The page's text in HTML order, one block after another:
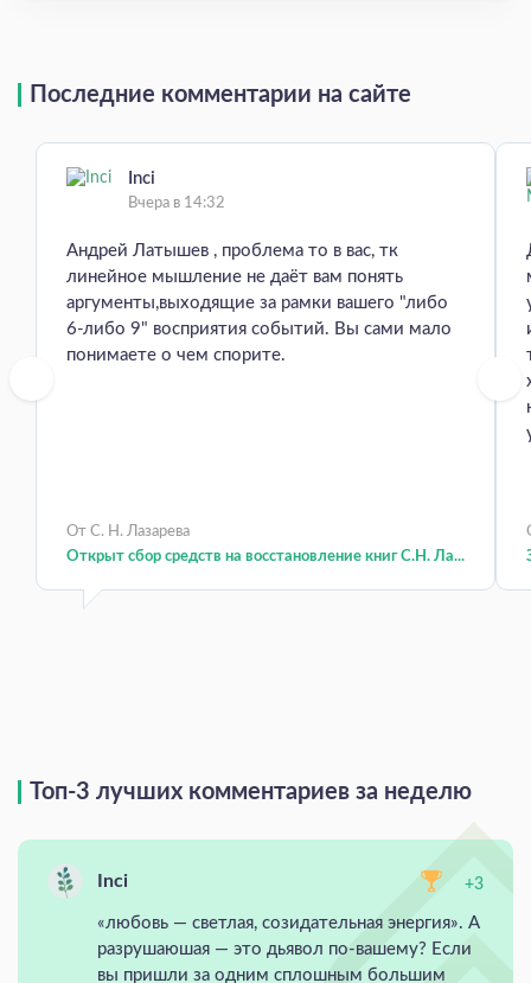
Последние комментарии на сайте
Inci
Вчера в 14:32
Андрей Латышев , проблема то в вас, тк
линейное мышление не даёт вам понять
аргументы,выходящие за рамки вашего "либо
6-либо 9" восприятия событий. Вы сами мало
понимаете о чем спорите.
От С. Н. Лазарева
Открыт сбор средств на восстановление книг С.Н. Ла...
Топ-3 лучших комментариев за неделю
Inci +3
«любовь — светлая, созидательная энергия». А
разрушаюшая — это дьявол по-вашему? Если
вы пришли за одним сплошным большим